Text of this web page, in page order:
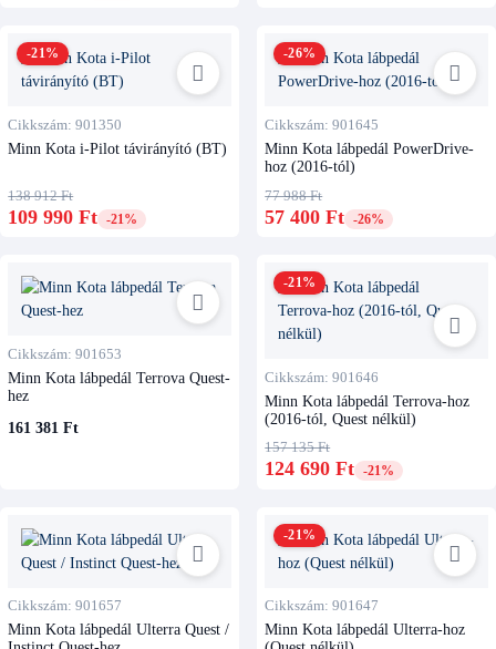
-21%
Cikkszám: 901350
Minn Kota i-Pilot távirányító (BT)
138 912 Ft
109 990 Ft -21%
-26%
Cikkszám: 901645
Minn Kota lábpedál PowerDrive-
hoz (2016-tól)
77 988 Ft
57 400 Ft -26%
Cikkszám: 901653
Minn Kota lábpedál Terrova Quest-
hez
161 381 Ft
-21%
Cikkszám: 901646
Minn Kota lábpedál Terrova-hoz
(2016-tól, Quest nélkül)
157 135 Ft
124 690 Ft -21%
Cikkszám: 901657
Minn Kota lábpedál Ulterra Quest /
-21%
Cikkszám: 901647
Minn Kota lábpedál Ulterra-hoz